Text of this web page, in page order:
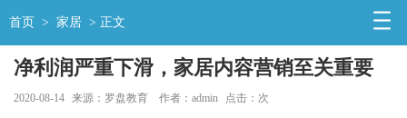
首页 > 家居 > 正文
净利润严重下滑，家居内容营销至关重要
2020-08-14 来源：罗盘教育 作者：admin 点击： 次